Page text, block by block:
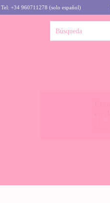
Tel: +34 960711278 (solo español)